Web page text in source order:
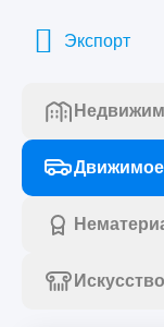
Экспорт
Искусство